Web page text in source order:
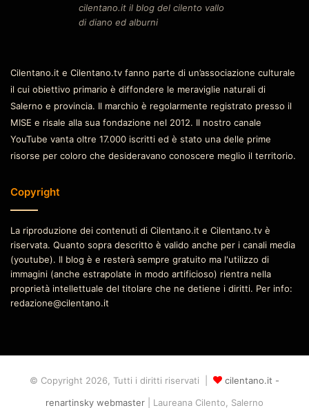
cilentano.it il blog del cilento vallo
di diano ed alburni
Cilentano.it e Cilentano.tv fanno parte di un’associazione culturale
il cui obiettivo primario è diffondere le meraviglie naturali di
Salerno e provincia. Il marchio è regolarmente registrato presso il
MISE e risale alla sua fondazione nel 2012. Il nostro canale
YouTube vanta oltre 17.000 iscritti ed è stato una delle prime
risorse per coloro che desideravano conoscere meglio il territorio.
Copyright
La riproduzione dei contenuti di Cilentano.it e Cilentano.tv è
riservata. Quanto sopra descritto è valido anche per i canali media
(youtube). Il blog è e resterà sempre gratuito ma l'utilizzo di
immagini (anche estrapolate in modo artificioso) rientra nella
proprietà intellettuale del titolare che ne detiene i diritti. Per info:
redazione@cilentano.it
© Copyright 2026, Tutti i diritti riservati |
cilentano.it -
renartinsky webmaster | Laureana Cilento, Salerno